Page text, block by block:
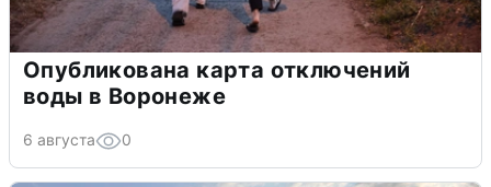
Опубликована карта отключений
воды в Воронеже
6 августа 0